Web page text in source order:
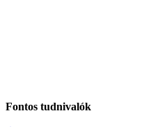
Fontos tudnivalók